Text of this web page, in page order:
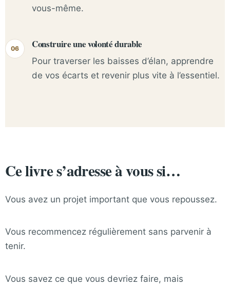
vous-même.
Construire une volonté durable
Pour traverser les baisses d’élan, apprendre
de vos écarts et revenir plus vite à l’essentiel.
Ce livre s’adresse à vous si…
Vous avez un projet important que vous repoussez.
Vous recommencez régulièrement sans parvenir à
tenir.
Vous savez ce que vous devriez faire, mais